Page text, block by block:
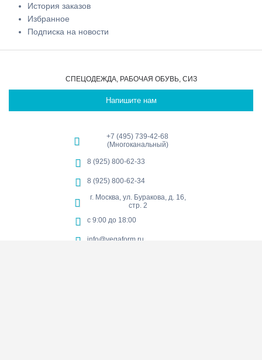
История заказов
Избранное
Подписка на новости
СПЕЦОДЕЖДА, РАБОЧАЯ ОБУВЬ, СИЗ
Напишите нам
+7 (495) 739-42-68
(Многоканальный)
8 (925) 800-62-33
8 (925) 800-62-34
г. Москва, ул. Буракова, д. 16,
стр. 2
с 9:00 до 18:00
info@vegaform.ru